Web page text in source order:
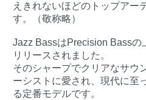
えきれないほどのトップアー
す。（敬称略）
Jazz BassはPrecision Bassの
リリースされました。
そのシャープでクリアなサウ
ーシストに愛され、現代に至
る定番モデルです。